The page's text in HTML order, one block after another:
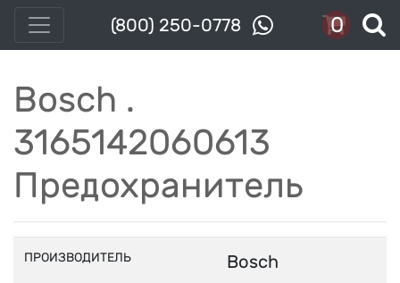
(800) 250-0778 0
Bosch .
3165142060613
Предохранитель
ПРОИЗВОДИТЕЛЬ Bosch